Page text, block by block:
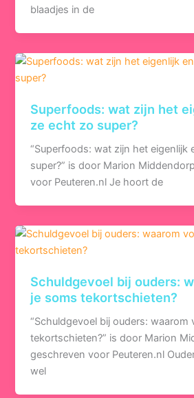
blaadjes in de
Superfoods: wat zijn het
ze echt zo super?
“Superfoods: wat zijn het eigenlijk
super?” is door Marion
voor Peuteren.nl Je hoort de
Schuldgevoel bij ouders:
je soms tekortschieten?
“Schuldgevoel bij ouders: waarom
tekortschieten?” is door Marion
geschreven voor Peuteren.nl
wel